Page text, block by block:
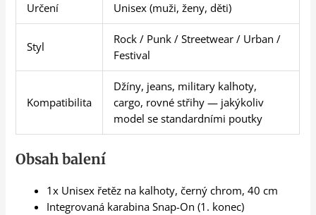
Určení Unisex (muži, ženy, děti)
Styl
Rock / Punk / Streetwear / Urban /
Festival
Kompatibilita
Džíny, jeans, military kalhoty,
cargo, rovné střihy — jakýkoliv
model se standardními poutky
Obsah balení
1x Unisex řetěz na kalhoty, černý chrom, 40 cm
Integrovaná karabina Snap-On (1. konec)